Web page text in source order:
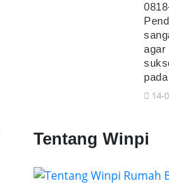
agar
14-
Tentang Winpi